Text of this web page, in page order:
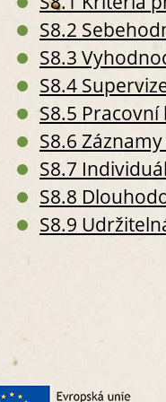
S8.2
S8.3
S8.4
S8.5
S8.6
S8.7
S8.8
S8.9